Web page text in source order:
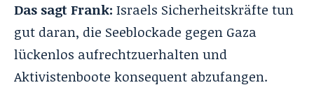
Das sagt Frank: Israels Sicherheitskräfte tun
gut daran, die Seeblockade gegen Gaza
lückenlos aufrechtzuerhalten und
Aktivistenboote konsequent abzufangen.